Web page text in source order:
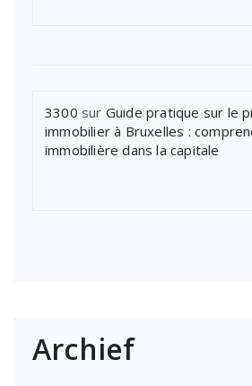
3300 sur Guide pratique sur le
immobilier à Bruxelles :
immobilière dans la capitale
Archief